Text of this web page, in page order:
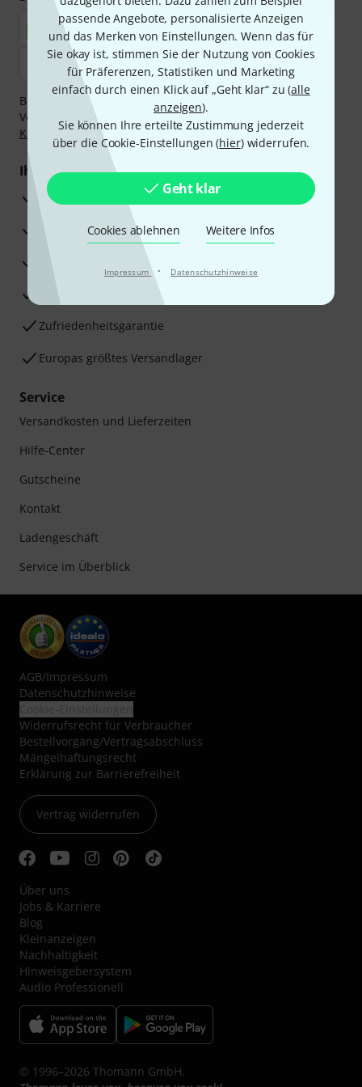
passende Angebote, personalisierte Anzeigen
und das Merken von Einstellungen. Wenn das für
Sie okay ist, stimmen Sie der Nutzung von Cookies
für Präferenzen, Statistiken und Marketing
einfach durch einen Klick auf „Geht klar“ zu (alle
anzeigen).
Sie können Ihre erteilte Zustimmung jederzeit
über die Cookie-Einstellungen (hier) widerrufen.
Geht klar
Cookies ablehnen Weitere Infos
Impressum · Datenschutzhinweise
Bezahlen Sie vertraulich und sicher per Nachnahme,
Vorkasse, PayPal, Amazon Pay,Klarna Sofort bezahlen
Klarna Ratenzahlungoder Kreditkarte.
Ihre Vorteile
3 Jahre Thomann Garantie
30 Tage Money-Back-Garantie
Beratung durch Fachexperten
Zufriedenheitsgarantie
Europas größtes Versandlager
Service
Versandkosten und Lieferzeiten
Hilfe-Center
Gutscheine
Kontakt
Ladengeschäft
Service im Überblick
AGB/Impressum
Datenschutzhinweise
Widerrufsrecht für Verbraucher
Bestellvorgang/Vertragsabschluss
Mängelhaftungsrecht
Erklärung zur Barrierefreiheit
Vertrag widerrufen
Über uns
Jobs & Karriere
Blog
Kleinanzeigen
Nachhaltigkeit
Hinweisgebersystem
Audio Professionell
© 1996–2026 Thomann GmbH.